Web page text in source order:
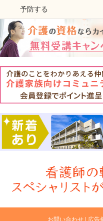
予防する
お問い合わせ 広告